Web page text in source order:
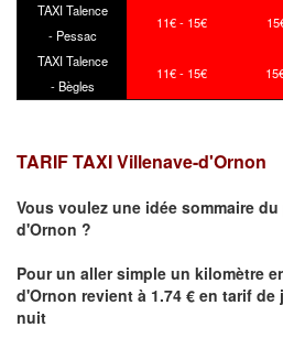
TAXI Talence
- Pessac
11€ - 15€
TAXI Talence
- Bègles
11€ - 15€
TARIF TAXI Villenave-d'Ornon
Vous voulez une idée sommaire
d'Ornon ?
Pour un aller simple un kilomètre
d'Ornon revient à 1.74 € en tarif
nuit